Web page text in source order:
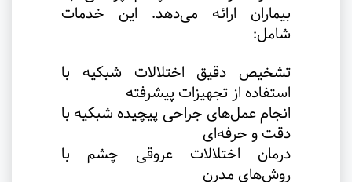
بیماران ارائه می‌دهد. این خدمات
شامل:
تشخیص دقیق اختلالات شبکیه با
استفاده از تجهیزات پیشرفته
انجام عمل‌های جراحی پیچیده شبکیه با
دقت و حرفه‌ای
درمان اختلالات عروقی چشم با
روش‌های مدرن